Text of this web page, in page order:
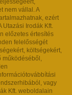
nem vállal. A
ezért
Utazási Irodák Kft.
előzetes értesítés
felelősségét
költségekért,
működéséből,
vagy
Kft. weboldalain